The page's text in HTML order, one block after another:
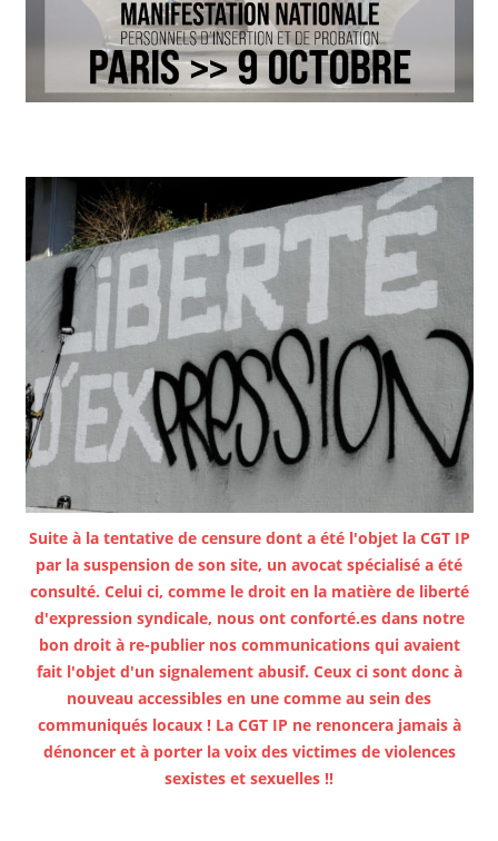
Suite à la tentative de censure dont a été l'objet la CGT IP
par la suspension de son site, un avocat spécialisé a été
consulté. Celui ci, comme le droit en la matière de liberté
d'expression syndicale, nous ont conforté.es dans notre
bon droit à re-publier nos communications qui avaient
fait l'objet d'un signalement abusif. Ceux ci sont donc à
nouveau accessibles en une comme au sein des
communiqués locaux ! La CGT IP ne renoncera jamais à
dénoncer et à porter la voix des victimes de violences
sexistes et sexuelles !!